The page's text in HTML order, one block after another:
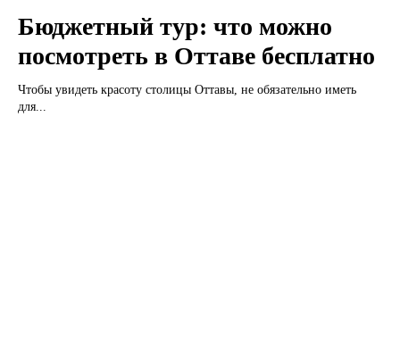
Бюджетный тур: что можно
посмотреть в Оттаве бесплатно
Чтобы увидеть красоту столицы Оттавы, не обязательно иметь
для...